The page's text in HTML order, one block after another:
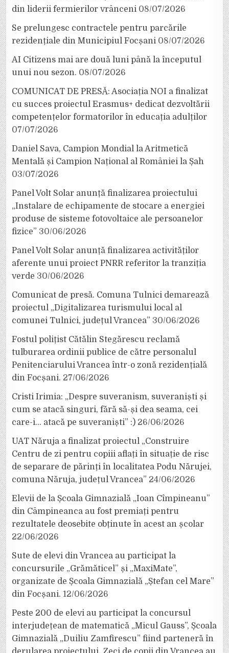
din liderii fermierilor vrânceni 08/07/2026
Se prelungesc contractele pentru parcările
rezidențiale din Municipiul Focșani 08/07/2026
AI Citizens mai are două luni până la începutul
unui nou sezon. 08/07/2026
COMUNICAT DE PRESĂ: Asociația NOI a finalizat
cu succes proiectul Erasmus+ dedicat dezvoltării
competențelor formatorilor în educația adulților
07/07/2026
Daniel Sava, Campion Mondial la Aritmetică
Mentală și Campion Național al României la Șah
03/07/2026
Panel Volt Solar anunță finalizarea proiectului
„Instalare de echipamente de stocare a energiei
produse de sisteme fotovoltaice ale persoanelor
fizice” 30/06/2026
Panel Volt Solar anunță finalizarea activităților
aferente unui proiect PNRR referitor la tranziția
verde 30/06/2026
Comunicat de presă. Comuna Tulnici demarează
proiectul „Digitalizarea turismului local al
comunei Tulnici, județul Vrancea” 30/06/2026
Fostul polițist Cătălin Stegărescu reclamă
tulburarea ordinii publice de către personalul
Penitenciarului Vrancea într-o zonă rezidențială
din Focșani. 27/06/2026
Cristi Irimia: „Despre suveranism, suveraniști și
cum se atacă singuri, fără să-și dea seama, cei
care-i… atacă pe suveraniști” :) 26/06/2026
UAT Năruja a finalizat proiectul „Construire
Centru de zi pentru copiii aflați în situație de risc
de separare de părinți în localitatea Podu Nărujei,
comuna Năruja, județul Vrancea” 24/06/2026
Elevii de la Școala Gimnazială „Ioan Cîmpineanu”
din Câmpineanca au fost premiați pentru
rezultatele deosebite obținute în acest an școlar
22/06/2026
Sute de elevi din Vrancea au participat la
concursurile „Grămăticel” și „MaxiMate”,
organizate de Școala Gimnazială „Ștefan cel Mare”
din Focșani. 12/06/2026
Peste 200 de elevi au participat la concursul
interjudețean de matematică „Micul Gauss”, Școala
Gimnazială „Duiliu Zamfirescu” fiind parteneră în